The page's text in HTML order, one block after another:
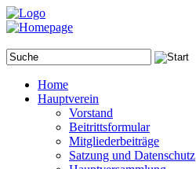
Home
Hauptverein
Vorstand
Beitrittsformular
Mitgliederbeiträge
Satzung und Datenschutz